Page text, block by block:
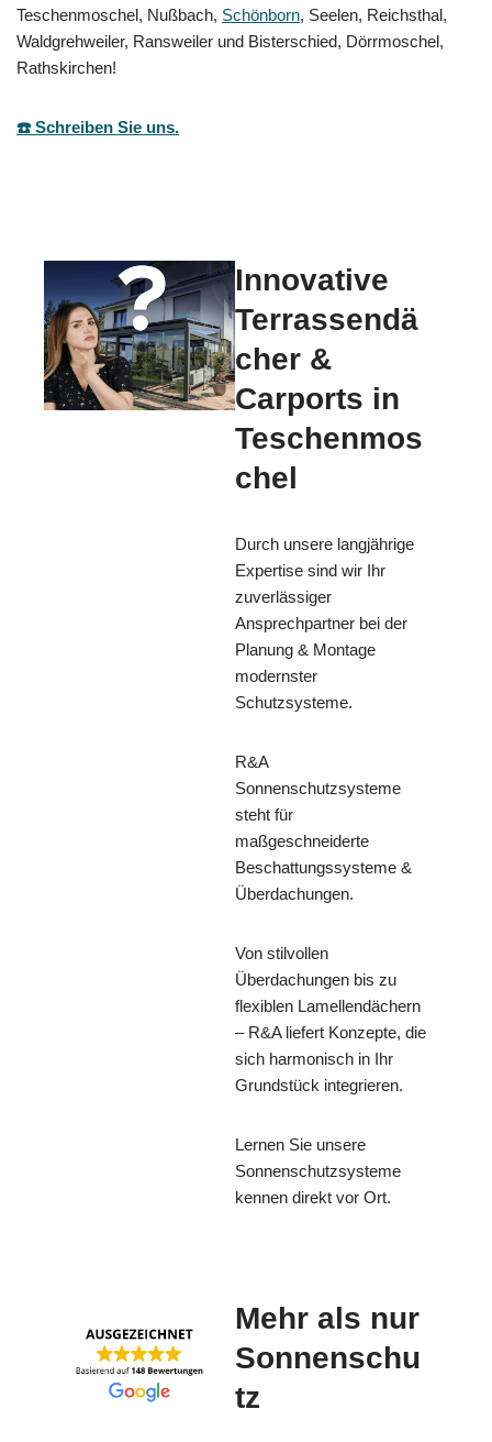
Teschenmoschel, Nußbach, Schönborn, Seelen, Reichsthal,
Waldgrehweiler, Ransweiler und Bisterschied, Dörrmoschel,
Rathskirchen!
☎️ Schreiben Sie uns.
Innovative
Terrassendä
cher &
Carports in
Teschenmos
chel
Durch unsere langjährige
Expertise sind wir Ihr
zuverlässiger
Ansprechpartner bei der
Planung & Montage
modernster
Schutzsysteme.
R&A
Sonnenschutzsysteme
steht für
maßgeschneiderte
Beschattungssysteme &
Überdachungen.
Von stilvollen
Überdachungen bis zu
flexiblen Lamellendächern
– R&A liefert Konzepte, die
sich harmonisch in Ihr
Grundstück integrieren.
Lernen Sie unsere
Sonnenschutzsysteme
kennen direkt vor Ort.
Mehr als nur
Sonnenschu
tz